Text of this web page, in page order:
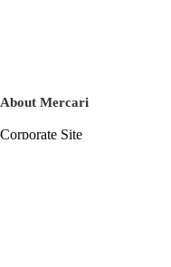
About Mercari
Corporate Site